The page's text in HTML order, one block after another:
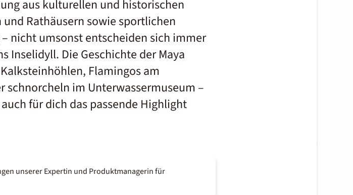
aus kulturellen und historischen
Rathäusern sowie sportlichen
nicht umsonst entscheiden sich immer
Inselidyll. Die Geschichte der Maya
Flamingos am
schnorcheln im Unterwassermuseum –
für dich das passende Highlight
unserer Expertin und Produktmanagerin für